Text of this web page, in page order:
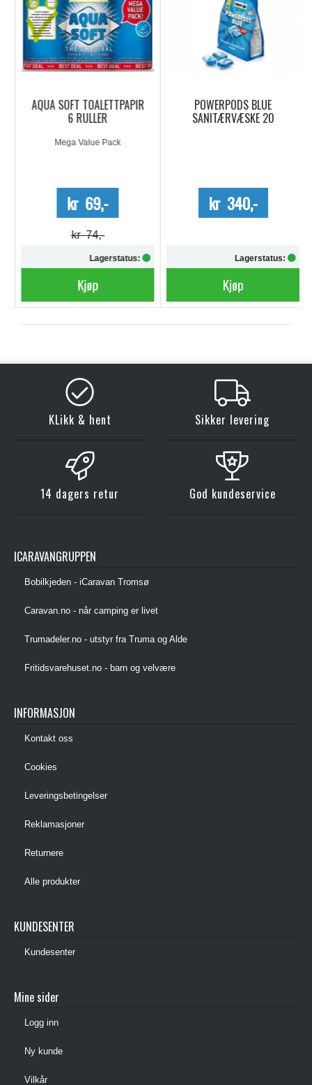
AQUA SOFT TOALETTPAPIR
6 RULLER
Mega Value Pack
kr 69,-
kr 74,-
Lagerstatus:
Kjøp
POWERPODS BLUE
SANITÆRVÆSKE 20
kr 340,-
Lagerstatus:
Kjøp
KLikk & hent Sikker levering
14 dagers retur God kundeservice
ICARAVANGRUPPEN
Bobilkjeden - iCaravan Tromsø
Caravan.no - når camping er livet
Trumadeler.no - utstyr fra Truma og Alde
Fritidsvarehuset.no - barn og velvære
INFORMASJON
Kontakt oss
Cookies
Leveringsbetingelser
Reklamasjoner
Returnere
Alle produkter
KUNDESENTER
Kundesenter
Mine sider
Logg inn
Ny kunde
Vilkår